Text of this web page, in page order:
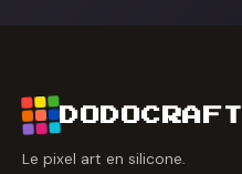
DODOCRAFT
Le pixel art en silicone.